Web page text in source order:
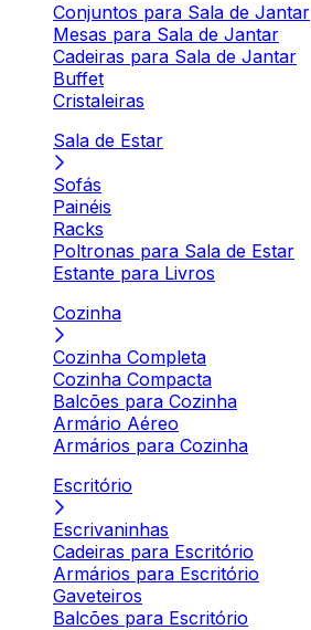
Conjuntos para Sala de Jantar
Mesas para Sala de Jantar
Cadeiras para Sala de Jantar
Buffet
Cristaleiras
Sala de Estar
Sofás
Painéis
Racks
Poltronas para Sala de Estar
Estante para Livros
Cozinha
Cozinha Completa
Cozinha Compacta
Balcões para Cozinha
Armário Aéreo
Armários para Cozinha
Escritório
Escrivaninhas
Cadeiras para Escritório
Armários para Escritório
Gaveteiros
Balcões para Escritório